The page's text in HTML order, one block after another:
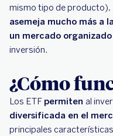
mismo tipo de producto),
asemeja mucho más a
un mercado organizado
inversión.
¿Cómo
Los ETF permiten al
diversificada en el
principales